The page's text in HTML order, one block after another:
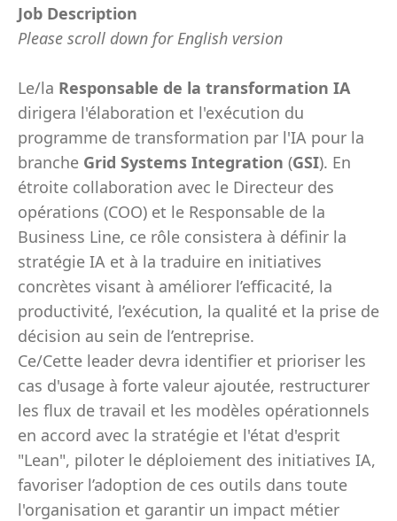
Job Description
Please scroll down for English version
Le/la Responsable de la transformation IA
dirigera l'élaboration et l'exécution du
programme de transformation par l'IA pour la
branche Grid Systems Integration (GSI). En
étroite collaboration avec le Directeur des
opérations (COO) et le Responsable de la
Business Line, ce rôle consistera à définir la
stratégie IA et à la traduire en initiatives
concrètes visant à améliorer l’efficacité, la
productivité, l’exécution, la qualité et la prise de
décision au sein de l’entreprise.
Ce/Cette leader devra identifier et prioriser les
cas d'usage à forte valeur ajoutée, restructurer
les flux de travail et les modèles opérationnels
en accord avec la stratégie et l'état d'esprit
"Lean", piloter le déploiement des initiatives IA,
favoriser l’adoption de ces outils dans toute
l'organisation et garantir un impact métier